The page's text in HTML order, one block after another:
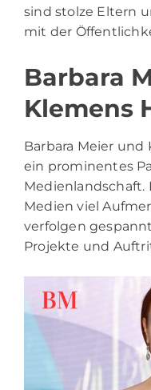
sind stolze Eltern
mit der
Barbara
Klemens
Barbara Meier
ein prominentes
Medienlandschaft.
Medien viel
verfolgen
Projekte und